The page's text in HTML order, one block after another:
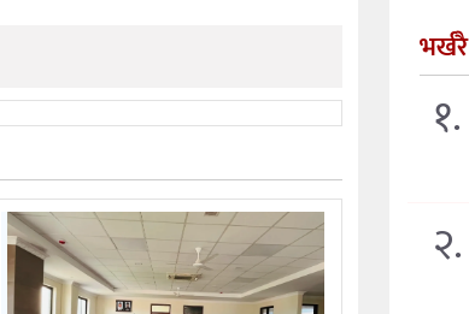
भर्खरै
१.
२.